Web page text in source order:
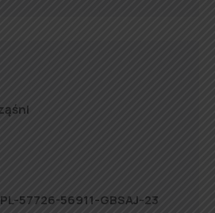
57726-56911-GBSAJ-23